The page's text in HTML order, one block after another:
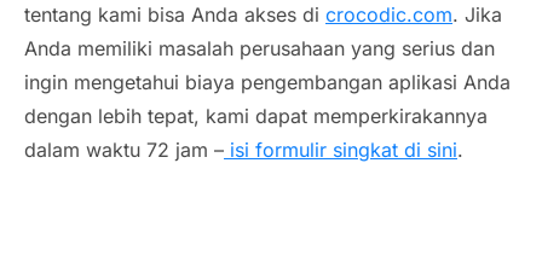
tentang kami bisa Anda akses di crocodic.com. Jika
Anda memiliki masalah perusahaan yang serius dan
ingin mengetahui biaya pengembangan aplikasi Anda
dengan lebih tepat, kami dapat memperkirakannya
dalam waktu 72 jam – isi formulir singkat di sini.